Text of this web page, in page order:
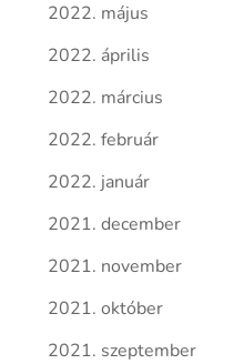
2022. május
2022. április
2022. március
2022. február
2022. január
2021. december
2021. november
2021. október
2021. szeptember